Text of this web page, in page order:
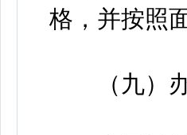
格，并按照
（九）办